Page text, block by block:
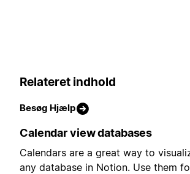
Relateret indhold
Besøg Hjælp
Calendar view databases
Calendars are a great way to
any database in Notion. Use them